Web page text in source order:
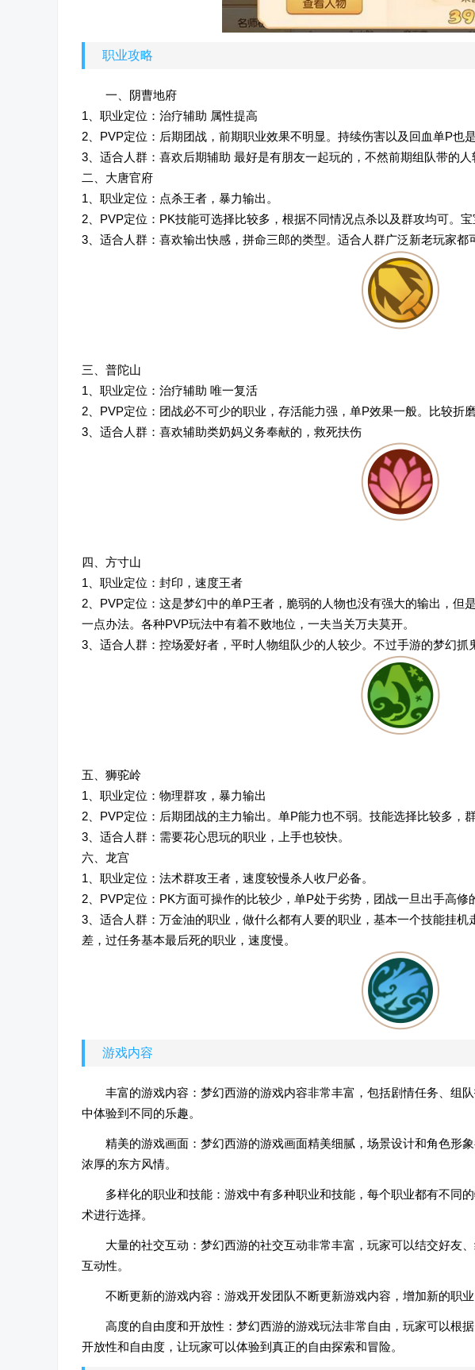
职业攻略
一、阴曹地府
1、职业定位：治疗辅助 属性提高
2、PVP定位：后期团战，前期职业效果不明显。持续伤害以及回血单P也
3、适合人群：喜欢后期辅助 最好是有朋友一起玩的，不然前期组队带的人
二、大唐官府
1、职业定位：点杀王者，暴力输出。
2、PVP定位：PK技能可选择比较多，根据不同情况点杀以及群攻均可。宝
3、适合人群：喜欢输出快感，拼命三郎的类型。适合人群广泛新老玩家都
三、普陀山
1、职业定位：治疗辅助 唯一复活
2、PVP定位：团战必不可少的职业，存活能力强，单P效果一般。比较折
3、适合人群：喜欢辅助类奶妈义务奉献的，救死扶伤
四、方寸山
1、职业定位：封印，速度王者
2、PVP定位：这是梦幻中的单P王者，脆弱的人物也没有强大的输出，但
一点办法。各种PVP玩法中有着不败地位，一夫当关万夫莫开。
3、适合人群：控场爱好者，平时人物组队少的人较少。不过手游的梦幻抓
五、狮驼岭
1、职业定位：物理群攻，暴力输出
2、PVP定位：后期团战的主力输出。单P能力也不弱。技能选择比较多，
3、适合人群：需要花心思玩的职业，上手也较快。
六、龙宫
1、职业定位：法术群攻王者，速度较慢杀人收尸必备。
2、PVP定位：PK方面可操作的比较少，单P处于劣势，团战一旦出手高修
3、适合人群：万金油的职业，做什么都有人要的职业，基本一个技能挂
差，过任务基本最后死的职业，速度慢。
游戏内容
丰富的游戏内容：梦幻西游的游戏内容非常丰富，包括剧情任务、组
中体验到不同的乐趣。
精美的游戏画面：梦幻西游的游戏画面精美细腻，场景设计和角色形
浓厚的东方风情。
多样化的职业和技能：游戏中有多种职业和技能，每个职业都有不同
术进行选择。
大量的社交互动：梦幻西游的社交互动非常丰富，玩家可以结交好友
互动性。
不断更新的游戏内容：游戏开发团队不断更新游戏内容，增加新的职
高度的自由度和开放性：梦幻西游的游戏玩法非常自由，玩家可以根
开放性和自由度，让玩家可以体验到真正的自由探索和冒险。